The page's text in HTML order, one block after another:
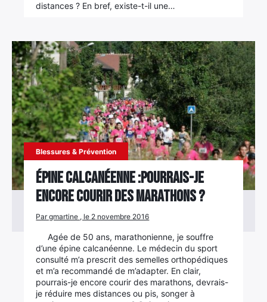
distances ? En bref, existe-t-il une…
Blessures & Prévention
Épine calcanéenne :Pourrais-je
encore courir des marathons ?
Par gmartine , le 2 novembre 2016
Agée de 50 ans, marathonienne, je souffre
d’une épine calcanéenne. Le médecin du sport
consulté m’a prescrit des semelles orthopédiques
et m’a recommandé de m’adapter. En clair,
pourrais-je encore courir des marathons, devrais-
je réduire mes distances ou pis, songer à